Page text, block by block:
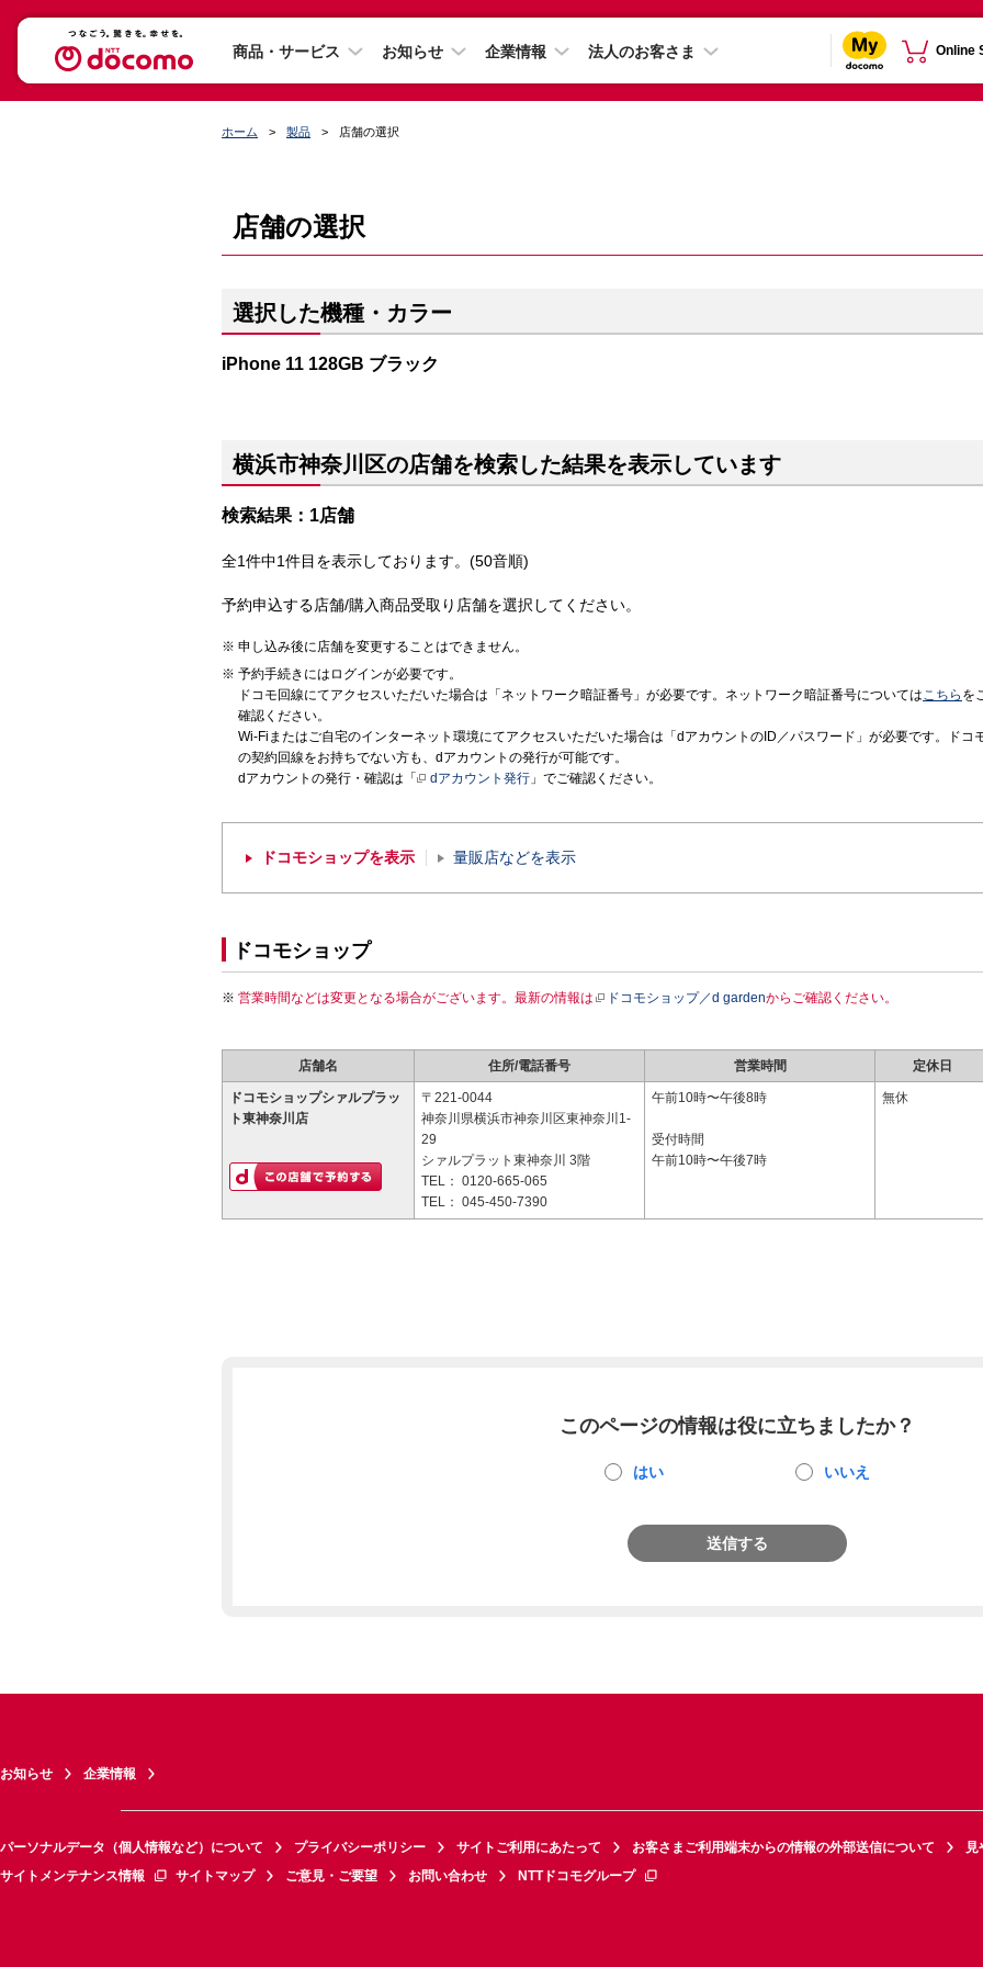
商品・サービス お知らせ 企業情報 法人のお客さま Online
ホーム 製品 店舗の選択
店舗の選択
選択した機種・カラー
iPhone 11 128GB ブラック
横浜市神奈川区の店舗を検索した結果を表示しています
検索結果：1店舗
全1件中1件目を表示しております。(50音順)
予約申込する店舗/購入商品受取り店舗を選択してください。
申し込み後に店舗を変更することはできません。
予約手続きにはログインが必要です。
ドコモ回線にてアクセスいただいた場合は「ネットワーク暗証番号」が必要です。ネットワーク暗証番号についてはこちら を
確認ください。
Wi-Fiまたはご自宅のインターネット環境にてアクセスいただいた場合は「dアカウントのID／パスワード」が必要です。ドコ
の契約回線をお持ちでない方も、dアカウントの発行が可能です。
dアカウントの発行・確認は「
dアカウント発行 」でご確認ください。
ドコモショップを表示 量販店などを表示
ドコモショップ
営業時間などは変更となる場合がございます。最新の情報は ドコモショップ／d gardenからご確認ください。
店舗名 住所/電話番号 営業時間 定休日
ドコモショップシァルプラッ
ト東神奈川店
〒221-0044
神奈川県横浜市神奈川区東神奈川1-
29
シァルプラット東神奈川 3階
TEL： 0120-665-065
TEL： 045-450-7390
午前10時〜午後8時
受付時間
午前10時〜午後7時
無休
このページの情報は役に立ちましたか？
はい いいえ
送信する
お知らせ 企業情報
パーソナルデータ（個人情報など）について プライバシーポリシー サイトご利用にあたって お客さまご利用端末からの情報の外部送信について
見
サイトメンテナンス情報
サイトマップ ご意見・ご要望 お問い合わせ NTTドコモグループ